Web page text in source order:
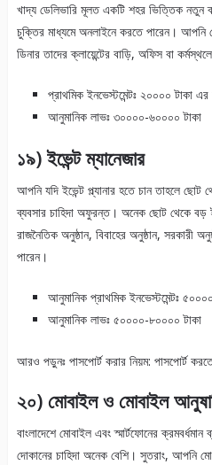
খাদ্য ডেলিভারি মূলত একটি শহর ভিত্তিক নতুন
চুক্তির মাধ্যমে অনলাইনে করতে পারেন। আপনি
ডিনার তাদের ক্লায়েন্টের বাড়ি, অফিস বা
প্রাথমিক ইনভেস্টমেন্টঃ ২০০০০ টাকা
আনুমানিক লাভঃ ৩০০০০-৬০০০০ টাকা
১৯) ইভেন্ট ম্যানেজার
আপনি যদি ইভেন্ট প্ল্যানার হতে চান তাহলে
ব্যবসার চাহিদা অফুরন্ত। অনেক ছোট থেকে বড়
রাজনৈতিক অনুষ্ঠান, বিবাহের অনুষ্ঠান, সরকারী
পারেন।
আনুমানিক প্রাথমিক ইনভেস্টমেন্টঃ
আনুমানিক লাভঃ ৫০০০০-৮০০০০ টাকা
আরও পড়ুনঃ পাসপোর্ট করার নিয়ম: পাসপোর্ট
২০) মোবাইল ও মোবাইল
বাংলাদেশে মোবাইল এবং স্মার্টফোনের
দোকানের চাহিদা অনেক বেশি। সুতরাং, আপনি